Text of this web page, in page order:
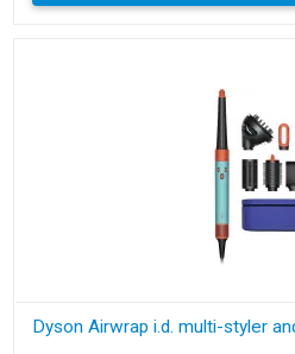
Dyson Airwrap i.d. multi-styler